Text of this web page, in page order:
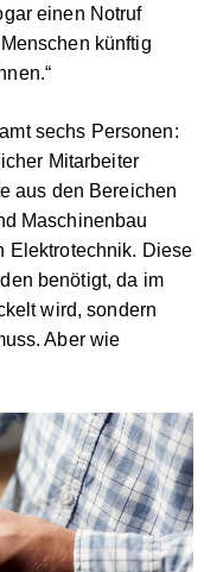
einen Notruf
künftig
sechs Personen:
Mitarbeiter
aus den Bereichen
Maschinenbau
Elektrotechnik. Diese
benötigt, da im
wird, sondern
Aber wie